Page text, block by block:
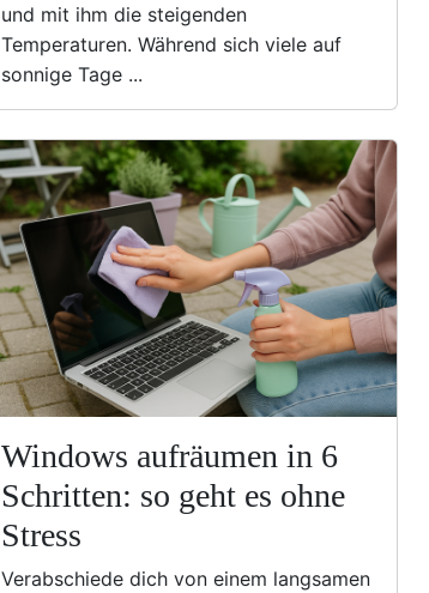
und mit ihm die steigenden
Temperaturen. Während sich viele auf
sonnige Tage ...
Windows aufräumen in 6
Schritten: so geht es ohne
Stress
Verabschiede dich von einem langsamen